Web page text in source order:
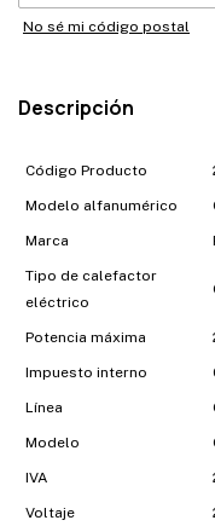
No sé mi código postal
Descripción
Código Producto
Modelo alfanumérico
Marca
Tipo de calefactor
eléctrico
Potencia máxima
Impuesto interno
Línea
Modelo
IVA
Voltaje